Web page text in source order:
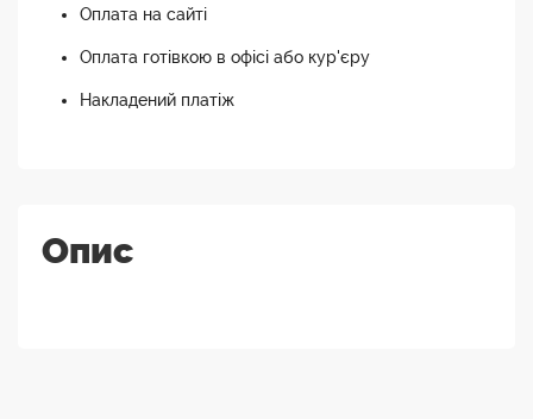
Оплата на сайті
Оплата готівкою в офісі або кур'єру
Накладений платіж
Опис